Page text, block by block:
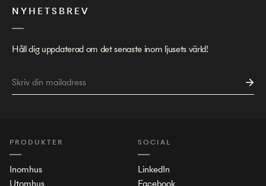
NYHETSBREV
Håll dig uppdaterad om det senaste inom ljusets värld!
PRODUKTER
Inomhus
Utomhus
SOCIAL
LinkedIn
Facebook